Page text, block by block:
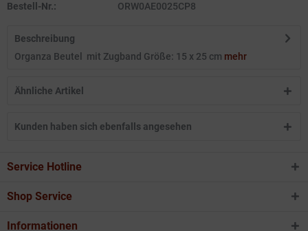
Bestell-Nr.: ORW0AE0025CP8
Beschreibung
Organza Beutel mit Zugband Größe: 15 x 25 cm mehr
Ähnliche Artikel
Kunden haben sich ebenfalls angesehen
Service Hotline
Shop Service
Informationen